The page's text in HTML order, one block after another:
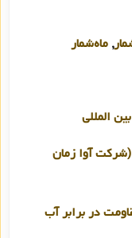
, ماه‌شمار
المللی
آوا زمان
در برابر آب